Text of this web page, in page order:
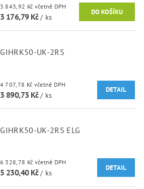
3 843,92 Kč včetně DPH
3 176,79 Kč/ ks
GIHRK50-UK-2RS
4 707,78 Kč včetně DPH
3 890,73 Kč/ ks
DETAIL
GIHRK50-UK-2RS ELG
6 328,78 Kč včetně DPH
5 230,40 Kč/ ks
DETAIL